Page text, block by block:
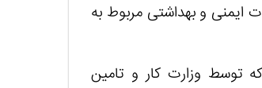
ایمنی و بهداشتی مربوط به
توسط وزارت کار و تامین